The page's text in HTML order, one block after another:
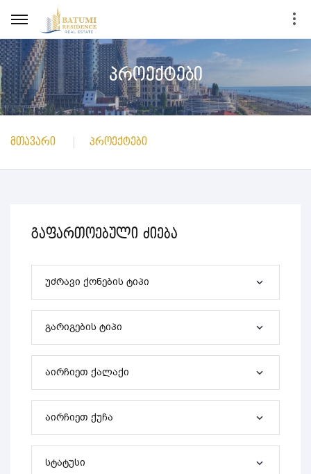
პროექტები
მთავარი პროექტები
გაფართოებული ძიება
უძრავი ქონების ტიპი
გარიგების ტიპი
აირჩიეთ ქალაქი
აირჩიეთ ქუჩა
სტატუსი